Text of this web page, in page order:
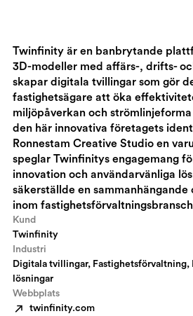
Kund
Twinfinity
Industri
Digitala tvillingar,
lösningar
Webbplats
twinfinity.com
Twinfinity är en banbrytande
3D-modeller med affärs-, drifts-
skapar digitala tvillingar som gör
fastighetsägare att öka
miljöpåverkan och
den här innovativa företagets
Ronnestam Creative Studio en
speglar Twinfinitys engagemang
innovation och användarvänliga
säkerställde en
inom